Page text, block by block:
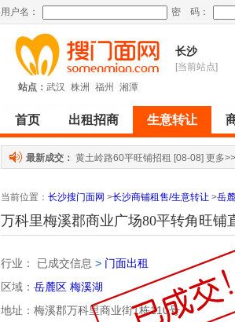
用户名： 密 码：
长沙
[当前站点]
站点： 武汉 株洲 福州 湘潭
首页 出租招商 生意转让
最新成交： 黄土岭路60平旺铺招租 [08-08] 更多>>
当前位置 ： 长沙搜门面网 >长沙商铺租售/生意转让 >岳
万科里梅溪郡商业广场80平转角旺铺
行业： 已成交信息 > 门面出租
区域： 岳麓区 梅溪湖
地址：梅溪郡万科里商业街1栋110号